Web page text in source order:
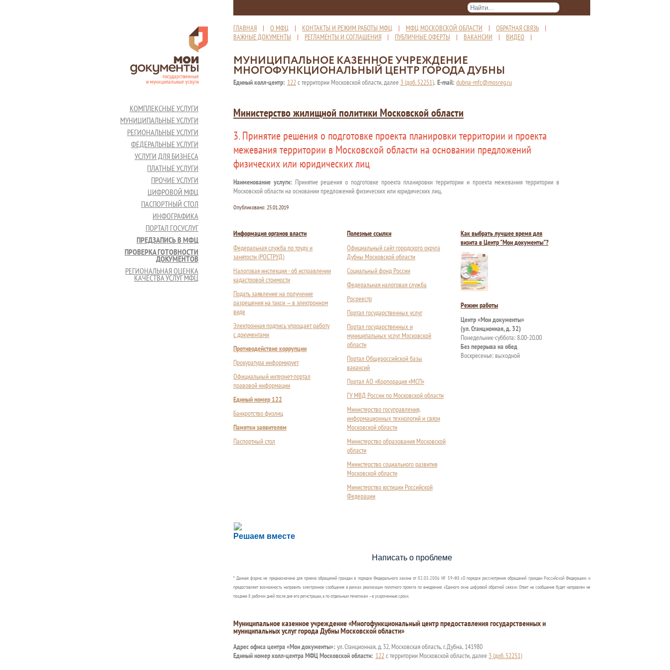
ГЛАВНАЯ | О МФЦ | КОНТАКТЫ И РЕЖИМ РАБОТЫ МФЦ | МФЦ МОСКОВСКОЙ ОБЛАСТИ | ОБРАТНАЯ СВЯЗЬ |
ВАЖНЫЕ ДОКУМЕНТЫ | РЕГЛАМЕНТЫ И СОГЛАШЕНИЯ | ПУБЛИЧНЫЕ ОФЕРТЫ | ВАКАНСИИ | ВИДЕО |
МУНИЦИПАЛЬНОЕ КАЗЕННОЕ УЧРЕЖДЕНИЕ
МНОГОФУНКЦИОНАЛЬНЫЙ ЦЕНТР ГОРОДА ДУБНЫ
Единый колл-центр: 122с территории Московской области, далее 3 (доб. 52251), E-mail: dubna-mfc@mosreg.ru
КОМПЛЕКСНЫЕ УСЛУГИ
МУНИЦИПАЛЬНЫЕ УСЛУГИ
РЕГИОНАЛЬНЫЕ УСЛУГИ
ФЕДЕРАЛЬНЫЕ УСЛУГИ
УСЛУГИ ДЛЯ БИЗНЕСА
ПЛАТНЫЕ УСЛУГИ
ПРОЧИЕ УСЛУГИ
ЦИФРОВОЙ МФЦ
ПАСПОРТНЫЙ СТОЛ
ИНФОГРАФИКА
ПОРТАЛ ГОСУСЛУГ
ПРЕДЗАПИСЬ В МФЦ
ПРОВЕРКА ГОТОВНОСТИ
ДОКУМЕНТОВ
РЕГИОНАЛЬНАЯ ОЦЕНКА
КАЧЕСТВА УСЛУГ МФЦ
Министерство жилищной политики Московской области
3. Принятие решения о подготовке проекта планировки территории и проекта
межевания территории в Московской области на основании предложений
физических или юридических лиц
Наименование услуги: Принятие решения о подготовке проекта планировки территории и проекта межевания территории в
Московской области на основании предложений физических или юридических лиц.
Опубликовано: 25.01.2019
Информация органов власти
Федеральная служба по труду и
занятости (РОСТРУД)
Налоговая инспекция - об исправлении
кадастровой стоимости
Подать заявление на получение
разрешения на такси — в электронном
виде
Электронная подпись упрощает работу
с документами
Противодействие коррупции
Прокуратура информирует
Официальный интернет-портал
правовой информации
Единый номер 122
Банкротство физлиц
Памятки заявителям
Паспортный стол
Полезные ссылки
Официальный сайт городского округа
Дубны Московской области
Социальный фонд России
Федеральная налоговая служба
Росреестр
Портал государственных услуг
Портал государственных и
муниципальных услуг Московской
области
Портал Общероссийской базы
вакансий
Портал АО «Корпорация «МСП»
ГУ МВД России по Московской области
Министерство госуправления,
информационных технологий и связи
Московской области
Министерство образования Московской
области
Министерство социального развития
Московской области
Министерство юстиции Российской
Федерации
Как выбрать лучшее время для
визита в Центр "Мои документы"?
Режим работы
Центр «Мои документы»
(ул. Станционная, д. 32)
Понедельник-суббота: 8.00-20.00
Без перерыва на обед
Воскресенье: выходной
Решаем вместе
Сложности с получением социальной выплаты или пособия?
Сообщите об этом
Написать о проблеме
* Данная форма не предназначена для приема обращений граждан в порядке Федерального закона от 02.05.2006 № 59-ФЗ «О порядке рассмотрения обращений граждан Российской Федерации» и
предоставляет возможность направить электронное сообщение в рамках реализации пилотного проекта по внедрению «Единого окна цифровой обратной связи». Ответ на сообщение будет направлен не
позднее 8 рабочих дней после дня его регистрации, а по отдельным тематикам – в укороченные сроки.
Муниципальное казенное учреждение «Многофункциональный центр предоставления государственных и
муниципальных услуг города Дубны Московской области»
Адрес офиса центра «Мои документы»: ул. Станционная, д. 32, Московская область, г. Дубна, 141980
Единый номер колл-центра МФЦ Московской области: 122с территории Московской области, далее 3 (доб. 52251)